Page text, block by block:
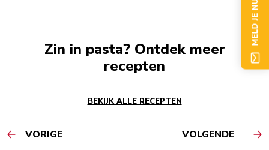
Zin in pasta? Ontdek meer
recepten
BEKIJK ALLE RECEPTEN
VORIGE VOLGENDE